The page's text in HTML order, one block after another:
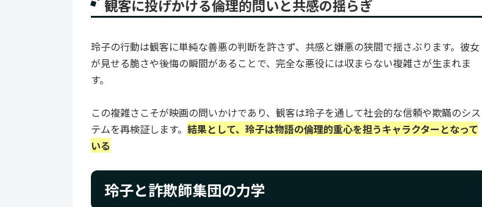
観客に投げかける倫理的問いと共感の揺らぎ
玲子の行動は観客に単純な善悪の判断を許さず、共感と嫌悪の狭間で揺さぶります。彼女
が見せる脆さや後悔の瞬間があることで、完全な悪役には収まらない複雑さが生まれま
す。
この複雑さこそが映画の問いかけであり、観客は玲子を通して社会的な信頼や欺瞞のシス
テムを再検証します。 結果として、玲子は物語の倫理的重心を担うキャラクターとなって
いる
玲子と詐欺師集団の力学